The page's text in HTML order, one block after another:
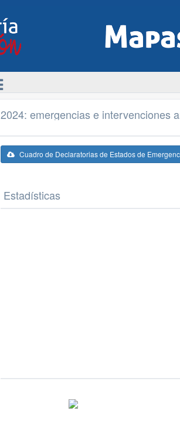
2024: emergencias e intervenciones
Cuadro de Declaratorias de Estados de
Estadísticas